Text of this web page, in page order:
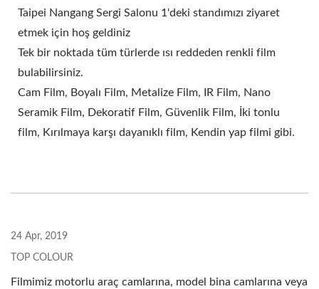
Taipei Nangang Sergi Salonu 1'deki standımızı ziyaret
etmek için hoş geldiniz
Tek bir noktada tüm türlerde ısı reddeden renkli film
bulabilirsiniz.
Cam Film, Boyalı Film, Metalize Film, IR Film, Nano
Seramik Film, Dekoratif Film, Güvenlik Film, İki tonlu
film, Kırılmaya karşı dayanıklı film, Kendin yap filmi gibi.
24 Apr, 2019
TOP COLOUR
Filmimiz motorlu araç camlarına, model bina camlarına veya